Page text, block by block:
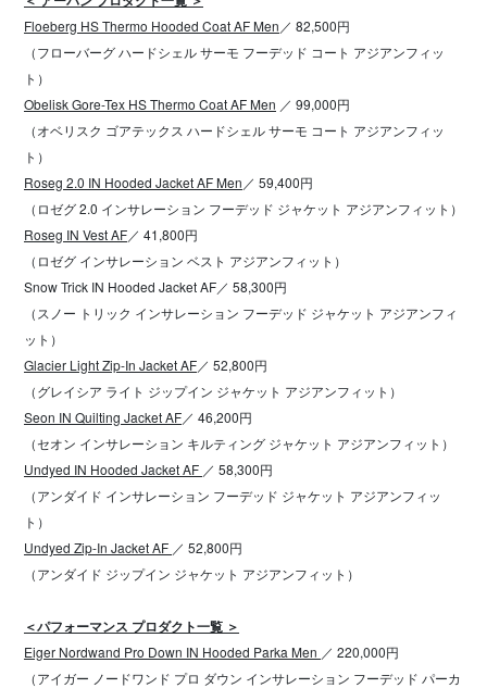
Floeberg HS Thermo Hooded Coat AF Men ／ 82,500円
（フローバーグ ハードシェル サーモ フーデッド コート アジアンフィッ
ト）
Obelisk Gore-Tex HS Thermo Coat AF Men ／ 99,000円
（オベリスク ゴアテックス ハードシェル サーモ コート アジアンフィッ
ト）
Roseg 2.0 IN Hooded Jacket AF Men ／ 59,400円
（ロゼグ 2.0 インサレーション フーデッド ジャケット アジアンフィット）
Roseg IN Vest AF／ 41,800円
（ロゼグ インサレーション ベスト アジアンフィット）
Snow Trick IN Hooded Jacket AF／ 58,300円
（スノー トリック インサレーション フーデッド ジャケット アジアンフィ
ット）
Glacier Light Zip-In Jacket AF／ 52,800円
（グレイシア ライト ジップイン ジャケット アジアンフィット）
Seon IN Quilting Jacket AF／ 46,200円
（セオン インサレーション キルティング ジャケット アジアンフィット）
Undyed IN Hooded Jacket AF ／ 58,300円
（アンダイド インサレーション フーデッド ジャケット アジアンフィッ
ト）
Undyed Zip-In Jacket AF ／ 52,800円
（アンダイド ジップイン ジャケット アジアンフィット）
＜パフォーマンス プロダクト一覧 ＞
Eiger Nordwand Pro Down IN Hooded Parka Men ／ 220,000円
（アイガー ノードワンド プロ ダウン インサレーション フーデッド パーカ